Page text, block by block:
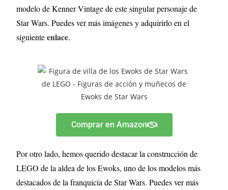
modelo de Kenner Vintage de este singular personaje de
Star Wars. Puedes ver más imágenes y adquirirlo en el
siguienteenlace.
Comprar en Amazon
Por otro lado, hemos querido destacar la construcción de
LEGO de la aldea de los Ewoks, uno de los modelos más
destacados de la franquicia de Star Wars. Puedes ver más